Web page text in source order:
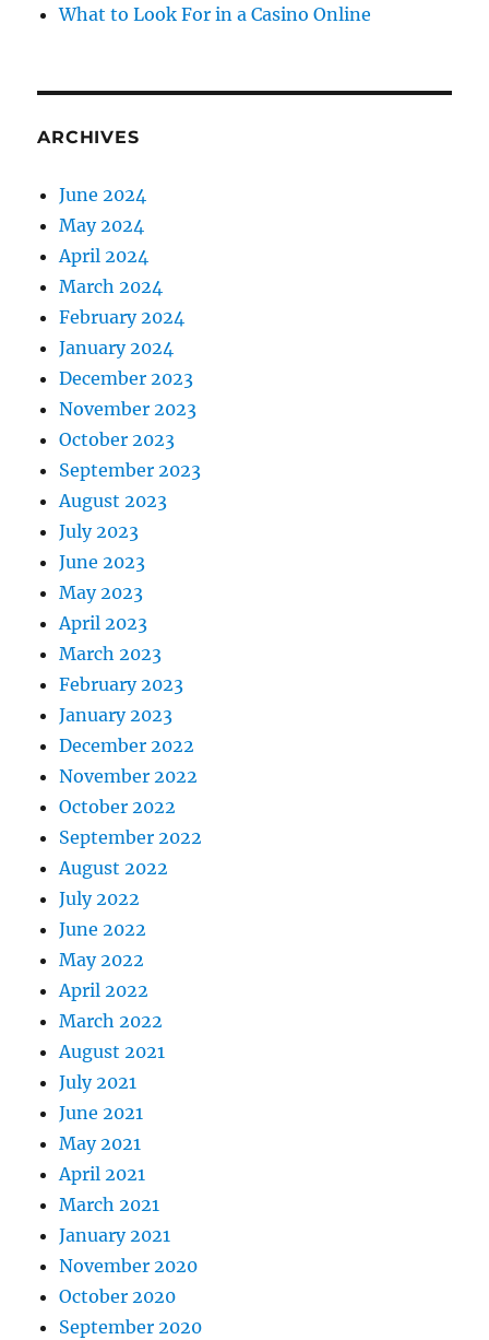
What to Look For in a Casino Online
ARCHIVES
June 2024
May 2024
April 2024
March 2024
February 2024
January 2024
December 2023
November 2023
October 2023
September 2023
August 2023
July 2023
June 2023
May 2023
April 2023
March 2023
February 2023
January 2023
December 2022
November 2022
October 2022
September 2022
August 2022
July 2022
June 2022
May 2022
April 2022
March 2022
August 2021
July 2021
June 2021
May 2021
April 2021
March 2021
January 2021
November 2020
October 2020
September 2020